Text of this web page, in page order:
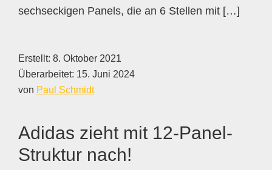
sechseckigen Panels, die an 6 Stellen mit […]
Erstellt: 8. Oktober 2021
Überarbeitet: 15. Juni 2024
von Paul Schmidt
Adidas zieht mit 12-Panel-
Struktur nach!